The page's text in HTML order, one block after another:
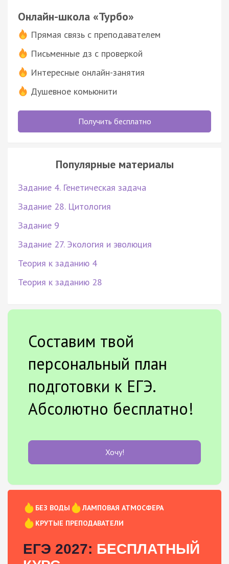
Онлайн-школа «Турбо»
Прямая связь с преподавателем
Письменные дз с проверкой
Интересные онлайн-занятия
Душевное комьюнити
Получить бесплатно
Популярные материалы
Задание 4. Генетическая задача
Задание 28. Цитология
Задание 9
Задание 27. Экология и эволюция
Теория к заданию 4
Теория к заданию 28
Составим твой
персональный план
подготовки к ЕГЭ.
Абсолютно бесплатно!
Хочу!
БЕЗ ВОДЫ
ЛАМПОВАЯ АТМОСФЕРА
КРУТЫЕ ПРЕПОДАВАТЕЛИ
ЕГЭ 2027: БЕСПЛАТНЫЙ